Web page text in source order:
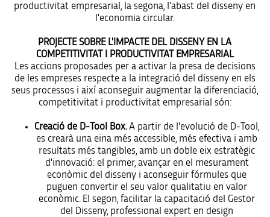
productivitat empresarial, la segona, l'abast del disseny en
l'economia circular.
PROJECTE SOBRE L'IMPACTE DEL DISSENY EN LA
COMPETITIVITAT I PRODUCTIVITAT EMPRESARIAL
Les accions proposades per a activar la presa de decisions
de les empreses respecte a la integració del disseny en els
seus processos i així aconseguir augmentar la diferenciació,
competitivitat i productivitat empresarial són:
Creació de D-Tool Box.A partir de l'evolució de D-Tool,
es crearà una eina més accessible, més efectiva i amb
resultats més tangibles, amb un doble eix estratègic
d'innovació: el primer, avançar en el mesurament
econòmic del disseny i aconseguir fórmules que
puguen convertir el seu valor qualitatiu en valor
econòmic. El segon, facilitar la capacitació del Gestor
del Disseny, professional expert en design